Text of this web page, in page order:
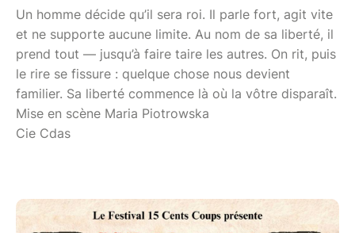
Un homme décide qu’il sera roi. Il parle fort, agit vite
et ne supporte aucune limite. Au nom de sa liberté, il
prend tout — jusqu’à faire taire les autres. On rit, puis
le rire se fissure : quelque chose nous devient
familier. Sa liberté commence là où la vôtre disparaît.
Mise en scène Maria Piotrowska
Cie Cdas